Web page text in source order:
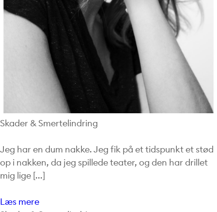
Skader & Smertelindring
Jeg har en dum nakke. Jeg fik på et tidspunkt et stød
op i nakken, da jeg spillede teater, og den har drillet
mig lige [...]
Læs mere